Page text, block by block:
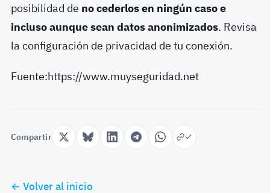
posibilidad de no cederlos en ningún caso e
incluso aunque sean datos anonimizados. Revisa
la configuración de privacidad de tu conexión.
Fuente:https://www.muyseguridad.net
Compartir
← Volver al inicio